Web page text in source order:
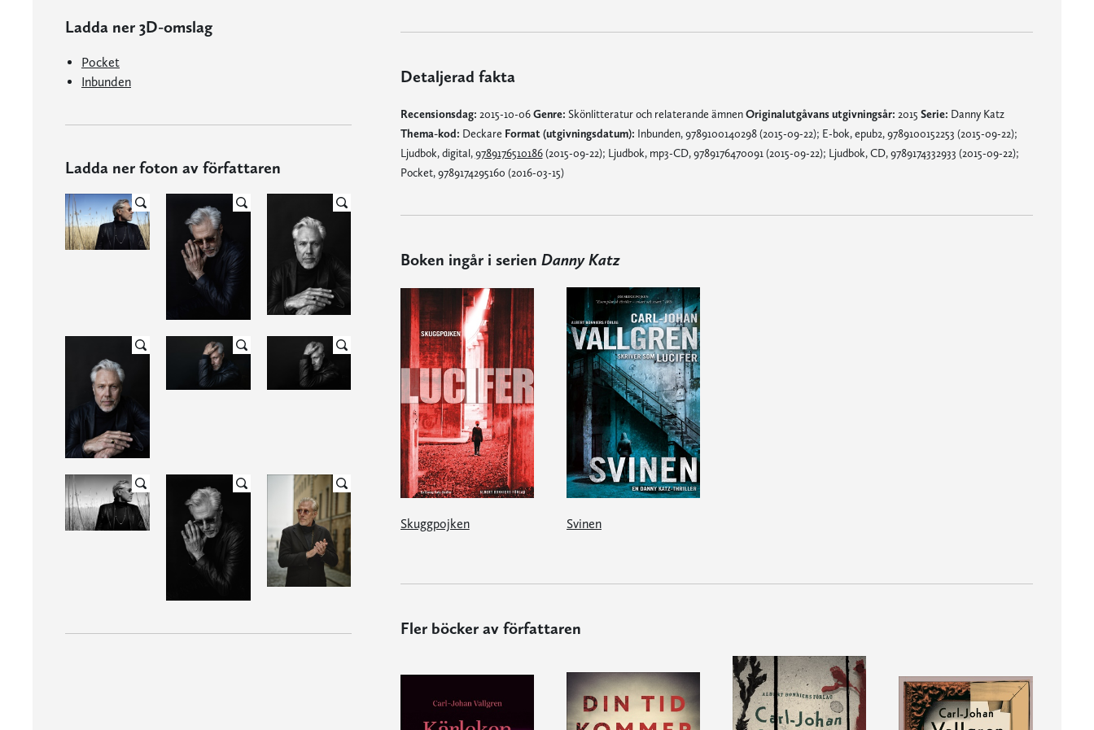
Ladda ner 3D-omslag
Pocket
Inbunden
Ladda ner foton av författaren
Detaljerad fakta
Recensionsdag: 2015-10-06Genre: Skönlitteratur och relaterande ämnenOriginalutgåvans utgivningsår: 2015 Serie: Danny Katz
Thema-kod: Deckare Format (utgivningsdatum): Inbunden, 9789100140298 (2015-09-22); E-bok, epub2, 9789100152253 (2015-09-22);
Ljudbok, digital,9789176510186(2015-09-22); Ljudbok, mp3-CD, 9789176470091 (2015-09-22); Ljudbok, CD, 9789174332933 (2015-09-22);
Pocket, 9789174295160 (2016-03-15)
Boken ingår i serien Danny Katz
Skuggpojken Svinen
Fler böcker av författaren